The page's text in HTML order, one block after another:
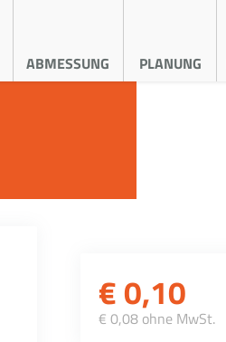
ABMESSUNG PLANUNG
€0,10
€ 0,08 ohne MwSt.